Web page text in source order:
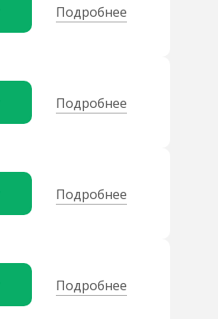
Подробнее
Подробнее
Подробнее
Подробнее